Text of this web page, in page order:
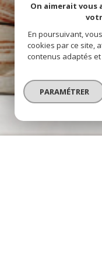
On aimerait vous
En poursuivant,
cookies par ce site,
contenus adaptés
PARAMÉTRER